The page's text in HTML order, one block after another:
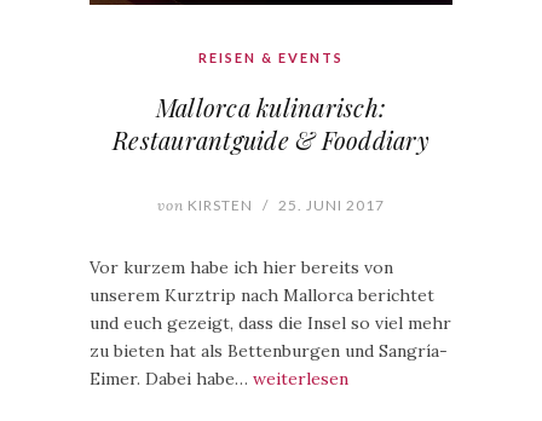
REISEN & EVENTS
Mallorca kulinarisch:
Restaurantguide & Fooddiary
von KIRSTEN / 25. JUNI 2017
Vor kurzem habe ich hier bereits von
unserem Kurztrip nach Mallorca berichtet
und euch gezeigt, dass die Insel so viel mehr
zu bieten hat als Bettenburgen und Sangría-
Eimer. Dabei habe… weiterlesen